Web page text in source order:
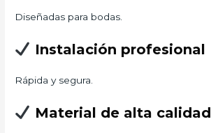
Diseñadas para bodas.
Instalación profesional
Rápida y segura.
Material de alta calidad